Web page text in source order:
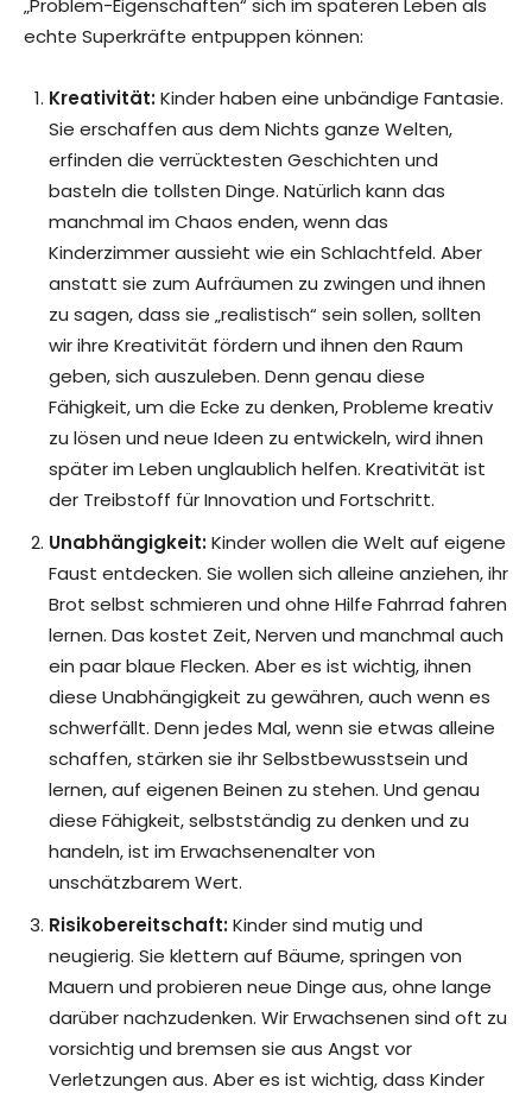
„Problem-Eigenschaften“ sich im späteren Leben als
echte Superkräfte entpuppen können:
Kreativität:Kinder haben eine unbändige Fantasie.
Sie erschaffen aus dem Nichts ganze Welten,
erfinden die verrücktesten Geschichten und
basteln die tollsten Dinge. Natürlich kann das
manchmal im Chaos enden, wenn das
Kinderzimmer aussieht wie ein Schlachtfeld. Aber
anstatt sie zum Aufräumen zu zwingen und ihnen
zu sagen, dass sie „realistisch“ sein sollen, sollten
wir ihre Kreativität fördern und ihnen den Raum
geben, sich auszuleben. Denn genau diese
Fähigkeit, um die Ecke zu denken, Probleme kreativ
zu lösen und neue Ideen zu entwickeln, wird ihnen
später im Leben unglaublich helfen. Kreativität ist
der Treibstoff für Innovation und Fortschritt.
Unabhängigkeit:Kinder wollen die Welt auf eigene
Faust entdecken. Sie wollen sich alleine anziehen, ihr
Brot selbst schmieren und ohne Hilfe Fahrrad fahren
lernen. Das kostet Zeit, Nerven und manchmal auch
ein paar blaue Flecken. Aber es ist wichtig, ihnen
diese Unabhängigkeit zu gewähren, auch wenn es
schwerfällt. Denn jedes Mal, wenn sie etwas alleine
schaffen, stärken sie ihr Selbstbewusstsein und
lernen, auf eigenen Beinen zu stehen. Und genau
diese Fähigkeit, selbstständig zu denken und zu
handeln, ist im Erwachsenenalter von
unschätzbarem Wert.
Risikobereitschaft:Kinder sind mutig und
neugierig. Sie klettern auf Bäume, springen von
Mauern und probieren neue Dinge aus, ohne lange
darüber nachzudenken. Wir Erwachsenen sind oft zu
vorsichtig und bremsen sie aus Angst vor
Verletzungen aus. Aber es ist wichtig, dass Kinder